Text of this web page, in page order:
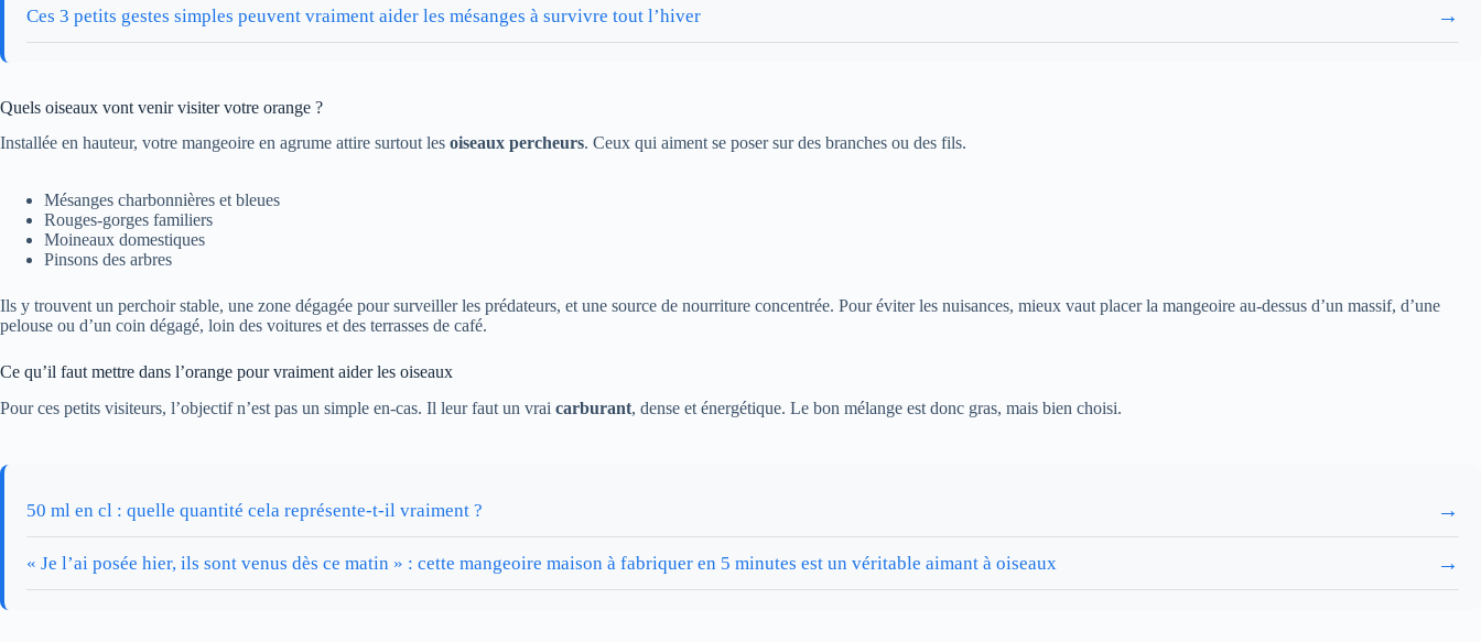
Ces 3 petits gestes simples peuvent vraiment aider les mésanges à survivre tout l’hiver →
Quels oiseaux vont venir visiter votre orange ?
Installée en hauteur, votre mangeoire en agrume attire surtout les oiseaux percheurs. Ceux qui aiment se poser sur des branches ou des fils.
Mésanges charbonnières et bleues
Rouges-gorges familiers
Moineaux domestiques
Pinsons des arbres
Ils y trouvent un perchoir stable, une zone dégagée pour surveiller les prédateurs, et une source de nourriture concentrée. Pour éviter les nuisances, mieux vaut placer la mangeoire au-dessus d’un massif, d’une
pelouse ou d’un coin dégagé, loin des voitures et des terrasses de café.
Ce qu’il faut mettre dans l’orange pour vraiment aider les oiseaux
Pour ces petits visiteurs, l’objectif n’est pas un simple en-cas. Il leur faut un vrai carburant, dense et énergétique. Le bon mélange est donc gras, mais bien choisi.
50 ml en cl : quelle quantité cela représente-t-il vraiment ? →
« Je l’ai posée hier, ils sont venus dès ce matin » : cette mangeoire maison à fabriquer en 5 minutes est un véritable aimant à oiseaux →